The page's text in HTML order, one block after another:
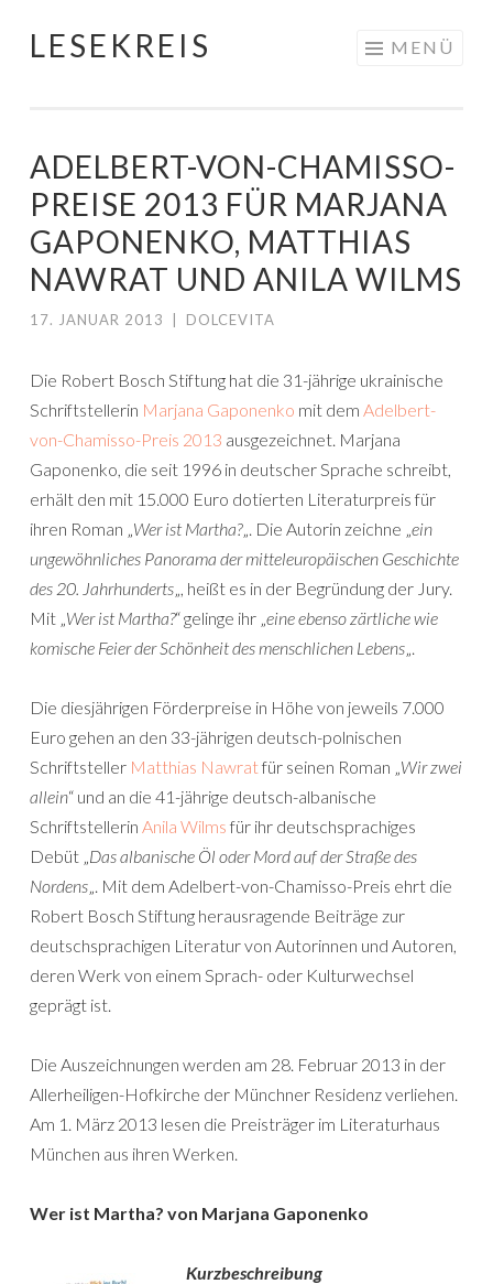
Springe
LESEKREIS MENÜ
ADELBERT-VON-CHAMISSO-
PREISE 2013 FÜR MARJANA
GAPONENKO, MATTHIAS
NAWRAT UND ANILA WILMS
17. JANUAR 2013 DOLCEVITA
Die Robert Bosch Stiftung hat die 31-jährige ukrainische
Schriftstellerin Marjana Gaponenko mit dem Adelbert-
von-Chamisso-Preis 2013 ausgezeichnet. Marjana
Gaponenko, die seit 1996 in deutscher Sprache schreibt,
erhält den mit 15.000 Euro dotierten Literaturpreis für
ihren Roman „Wer ist Martha?„. Die Autorin zeichne „ein
ungewöhnliches Panorama der mitteleuropäischen Geschichte
des 20. Jahrhunderts„, heißt es in der Begründung der Jury.
Mit „Wer ist Martha?“ gelinge ihr „eine ebenso zärtliche wie
komische Feier der Schönheit des menschlichen Lebens„.
Die diesjährigen Förderpreise in Höhe von jeweils 7.000
Euro gehen an den 33-jährigen deutsch-polnischen
Schriftsteller Matthias Nawratfür seinen Roman „Wir zwei
allein“ und an die 41-jährige deutsch-albanische
Schriftstellerin Anila Wilms für ihr deutschsprachiges
Debüt „Das albanische Öl oder Mord auf der Straße des
Nordens„. Mit dem Adelbert-von-Chamisso-Preis ehrt die
Robert Bosch Stiftung herausragende Beiträge zur
deutschsprachigen Literatur von Autorinnen und Autoren,
deren Werk von einem Sprach- oder Kulturwechsel
geprägt ist.
Die Auszeichnungen werden am 28. Februar 2013 in der
Allerheiligen-Hofkirche der Münchner Residenz verliehen.
Am 1. März 2013 lesen die Preisträger im Literaturhaus
München aus ihren Werken.
Wer ist Martha? von Marjana Gaponenko
Kurzbeschreibung